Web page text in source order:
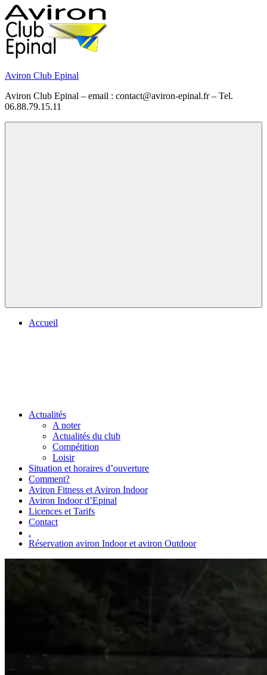
Skip
to
content
Aviron Club Epinal
Aviron Club Epinal – email : contact@aviron-epinal.fr – Tel.
06.88.79.15.11
Accueil
Actualités
A noter
Actualités du club
Compétition
Loisir
Situation et horaires d’ouverture
Comment?
Aviron Fitness et Aviron Indoor
Aviron Indoor d’Epinal
Licences et Tarifs
Contact
.
Réservation aviron Indoor et aviron Outdoor